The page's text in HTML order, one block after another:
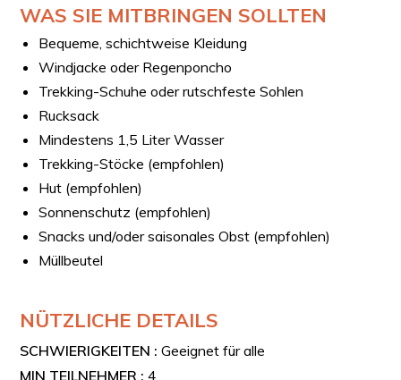
Wenn du im Kalender kein passendes Datum findest,
kontaktiere uns bitte unter support@esperi.it, und wir
prüfen gemeinsam die Verfügbarkeit.
WAS SIE MITBRINGEN SOLLTEN
Bequeme, schichtweise Kleidung
Windjacke oder Regenponcho
Trekking-Schuhe oder rutschfeste Sohlen
Rucksack
Mindestens 1,5 Liter Wasser
Trekking-Stöcke (empfohlen)
Hut (empfohlen)
Sonnenschutz (empfohlen)
Snacks und/oder saisonales Obst (empfohlen)
Müllbeutel
NÜTZLICHE DETAILS
SCHWIERIGKEITEN :Geeignet für alle
MIN TEILNEHMER :4